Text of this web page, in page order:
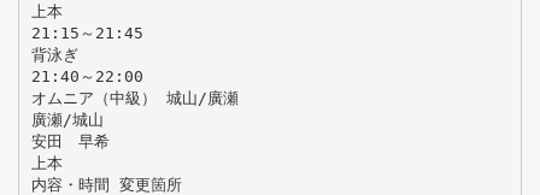
上本
21:15～21:45
背泳ぎ
21:40～22:00
オムニア（中級） 城山/廣瀬
廣瀬/城山
安田 早希
上本
内容・時間 変更箇所